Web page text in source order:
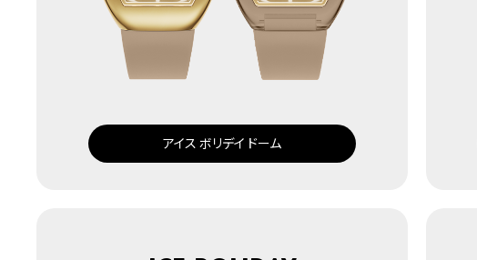
アイス ボリデイ ドーム